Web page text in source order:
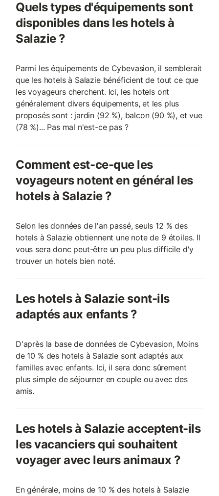
Quels types d'équipements sont
disponibles dans les hotels à
Salazie ?
Parmi les équipements de Cybevasion, il semblerait
que les hotels à Salazie bénéficient de tout ce que
les voyageurs cherchent. Ici, les hotels ont
généralement divers équipements, et les plus
proposés sont : jardin (92 %), balcon (90 %), et vue
(78 %)... Pas mal n'est-ce pas ?
Comment est-ce-que les
voyageurs notent en général les
hotels à Salazie ?
Selon les données de l'an passé, seuls 12 % des
hotels à Salazie obtiennent une note de 9 étoiles. Il
vous sera donc peut-être un peu plus difficile d'y
trouver un hotels bien noté.
Les hotels à Salazie sont-ils
adaptés aux enfants ?
D'après la base de données de Cybevasion, Moins
de 10 % des hotels à Salazie sont adaptés aux
familles avec enfants. Ici, il sera donc sûrement
plus simple de séjourner en couple ou avec des
amis.
Les hotels à Salazie acceptent-ils
les vacanciers qui souhaitent
voyager avec leurs animaux ?
En générale, moins de 10 % des hotels à Salazie